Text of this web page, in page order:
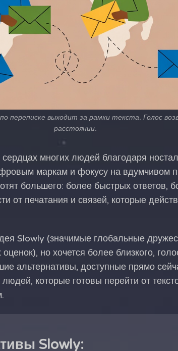
переписке выходит за рамки текста. Голос
расстоянии.
многих людей благодаря
маркам и фокусу на вдумчивом
большего: более быстрых ответов,
от печатания и связей, которые
Slowly (значимые глобальные
но хочется более близкого,
альтернативы, доступные прямо
которые готовы перейти от
Slowly: